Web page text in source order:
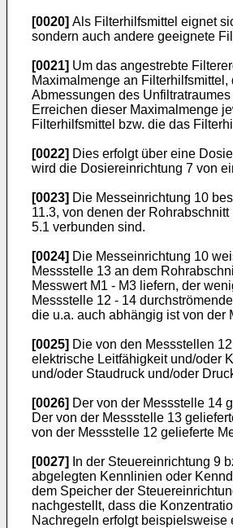
[0020] Als Filterhilfsmittel eignet
sondern auch andere geeignete
[0021] Um das angestrebte
Maximalmenge an
Abmessungen des
Erreichen dieser Maximalmenge
Filterhilfsmittel bzw. die das
[0022] Dies erfolgt über eine
wird die Dosiereinrichtung 7 von
[0023] Die Messeinrichtung 10
11.3, von denen der
5.1 verbunden sind.
[0024] Die Messeinrichtung 10
Messstelle 13 an dem
Messwert M1 - M3 liefern, der
Messstelle 12 - 14
die u.a. auch abhängig ist von der
[0025] Die von den Messstellen
elektrische Leitfähigkeit und/oder
und/oder Staudruck und/oder
[0026] Der von der Messstelle 14
Der von der Messstelle 13
von der Messstelle 12 gelieferte
[0027]
In der Steuereinrichtung 9
abgelegten Kennlinien oder
dem Speicher der
nachgestellt, dass die
Nachregeln erfolgt